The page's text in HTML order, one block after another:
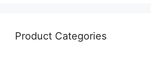
Product Categories